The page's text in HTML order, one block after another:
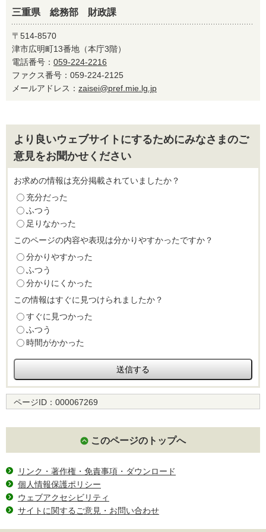
三重県 総務部 財政課
〒514-8570
津市広明町13番地（本庁3階）
電話番号： 059-224-2216
ファクス番号：059-224-2125
メールアドレス： zaisei@pref.mie.lg.jp
より良いウェブサイトにするためにみなさまのご
意見をお聞かせください
お求めの情報は充分掲載されていましたか？
充分だった
ふつう
足りなかった
このページの内容や表現は分かりやすかったですか？
分かりやすかった
ふつう
分かりにくかった
この情報はすぐに見つけられましたか？
すぐに見つかった
ふつう
時間がかかった
ページID： 000067269
このページのトップへ
リンク・著作権・免責事項・ダウンロード
個人情報保護ポリシー
ウェブアクセシビリティ
サイトに関するご意見・お問い合わせ